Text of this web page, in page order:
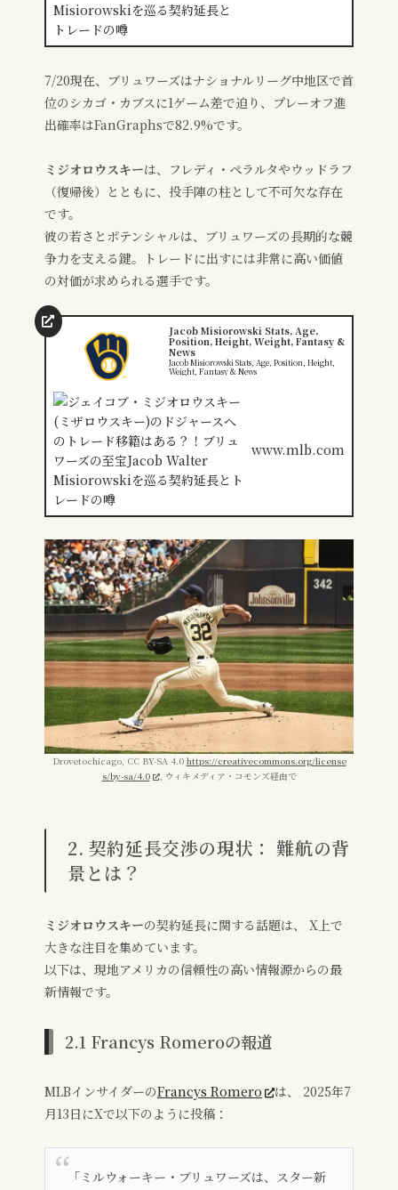
7/20現在、ブリュワーズはナショナルリーグ中地区で首
位のシカゴ・カブスに1ゲーム差で迫り、プレーオフ進
出確率はFanGraphsで82.9%です。
ミジオロウスキーは、フレディ・ペラルタやウッドラフ
（復帰後）とともに、投手陣の柱として不可欠な存在
です。
彼の若さとポテンシャルは、ブリュワーズの長期的な競
争力を支える鍵。トレードに出すには非常に高い価値
の対価が求められる選手です。
Jacob Misiorowski Stats, Age,
Position, Height, Weight, Fantasy &
News
Jacob Misiorowski Stats, Age, Position, Height,
Weight, Fantasy & News
www.mlb.com
Drovetochicago, CC BY-SA 4.0 https://creativecommons.org/license
s/by-sa/4.0
, ウィキメディア・コモンズ経由で
2. 契約延長交渉の現状： 難航の背
景とは？
ミジオロウスキーの契約延長に関する話題は、 X上で
大きな注目を集めています。
以下は、現地アメリカの信頼性の高い情報源からの最
新情報です。
2.1 Francys Romeroの報道
MLBインサイダーのFrancys Romero
は、 2025年7
月13日にXで以下のように投稿：
「ミルウォーキー・ブリュワーズは、スター新